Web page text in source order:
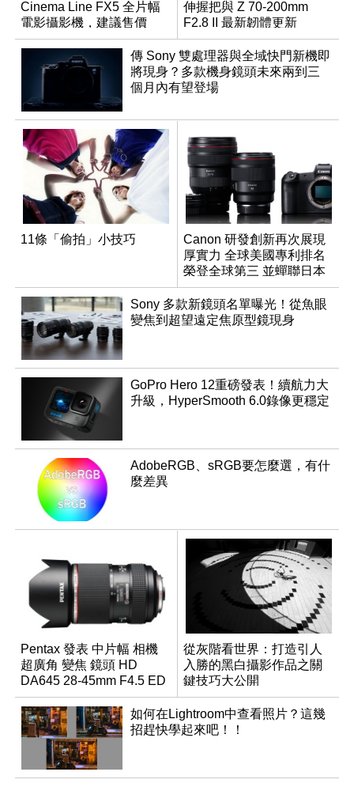
Cinema Line FX5 全片幅
電影攝影機，建議售價
NT$144,980
伸握把與 Z 70-200mm
F2.8 II 最新韌體更新
傳 Sony 雙處理器與全域快門新機即
將現身？多款機身鏡頭未來兩到三
個月內有望登場
11條「偷拍」小技巧
Canon 研發創新再次展現
厚實力 全球美國專利排名
榮登全球第三 並蟬聯日本
企業排名榜首
Sony 多款新鏡頭名單曝光！從魚眼
變焦到超望遠定焦原型鏡現身
GoPro Hero 12重磅發表！續航力大
升級，HyperSmooth 6.0錄像更穩定
AdobeRGB、sRGB要怎麼選，有什
麼差異
Pentax 發表 中片幅 相機
超廣角 變焦 鏡頭 HD
DA645 28-45mm F4.5 ED
AW SR
從灰階看世界：打造引人
入勝的黑白攝影作品之關
鍵技巧大公開
如何在Lightroom中查看照片？這幾
招趕快學起來吧！！